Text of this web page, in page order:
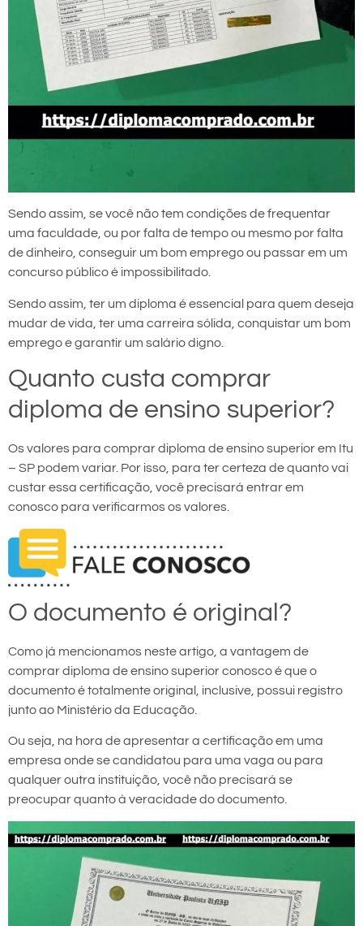
Sendo assim, se você não tem condições de frequentar
uma faculdade, ou por falta de tempo ou mesmo por falta
de dinheiro, conseguir um bom emprego ou passar em um
concurso público é impossibilitado.
Sendo assim, ter um diploma é essencial para quem deseja
mudar de vida, ter uma carreira sólida, conquistar um bom
emprego e garantir um salário digno.
Quanto custa comprar
diploma de ensino superior?
Os valores para comprar diploma de ensino superior em Itu
– SP podem variar. Por isso, para ter certeza de quanto vai
custar essa certificação, você precisará entrar em
conosco para verificarmos os valores.
O documento é original?
Como já mencionamos neste artigo, a vantagem de
comprar diploma de ensino superior conosco é que o
documento é totalmente original, inclusive, possui registro
junto ao Ministério da Educação.
Ou seja, na hora de apresentar a certificação em uma
empresa onde se candidatou para uma vaga ou para
qualquer outra instituição, você não precisará se
preocupar quanto à veracidade do documento.